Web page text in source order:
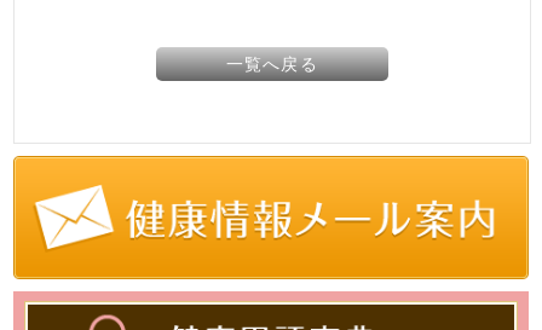
一覧へ戻る